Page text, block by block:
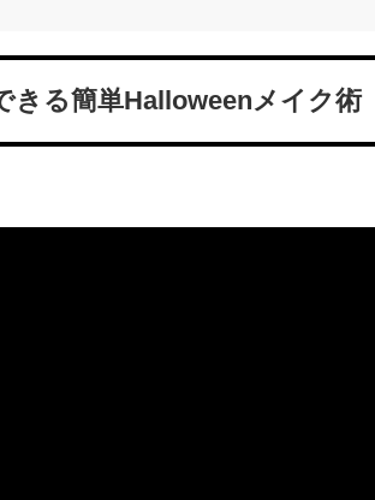
きる簡単Halloweenメイク術